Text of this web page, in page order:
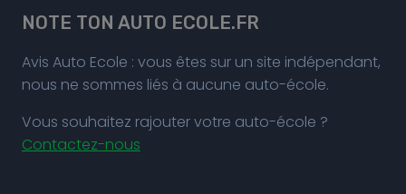
NOTE TON AUTO ECOLE.FR
Avis Auto Ecole : vous êtes sur un site indépendant,
nous ne sommes liés à aucune auto-école.
Vous souhaitez rajouter votre auto-école ?
Contactez-nous